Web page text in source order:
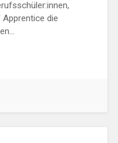
die